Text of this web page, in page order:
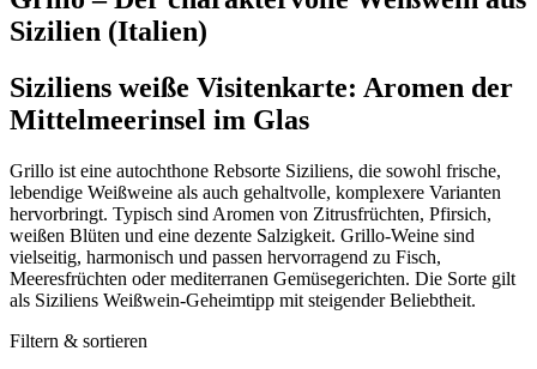
Sizilien (Italien)
Siziliens weiße Visitenkarte: Aromen der
Mittelmeerinsel im Glas
Grillo ist eine autochthone Rebsorte Siziliens, die sowohl frische,
lebendige Weißweine als auch gehaltvolle, komplexere Varianten
hervorbringt. Typisch sind Aromen von Zitrusfrüchten, Pfirsich,
weißen Blüten und eine dezente Salzigkeit. Grillo-Weine sind
vielseitig, harmonisch und passen hervorragend zu Fisch,
Meeresfrüchten oder mediterranen Gemüsegerichten. Die Sorte gilt
als Siziliens Weißwein-Geheimtipp mit steigender Beliebtheit.
Filtern & sortieren